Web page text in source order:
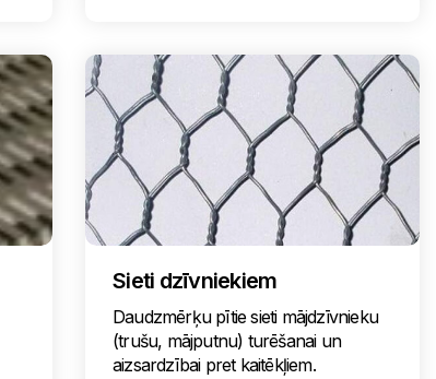
Sieti dzīvniekiem
Daudzmērķu pītie sieti mājdzīvnieku
(trušu, mājputnu) turēšanai un
aizsardzībai pret kaitēkļiem.